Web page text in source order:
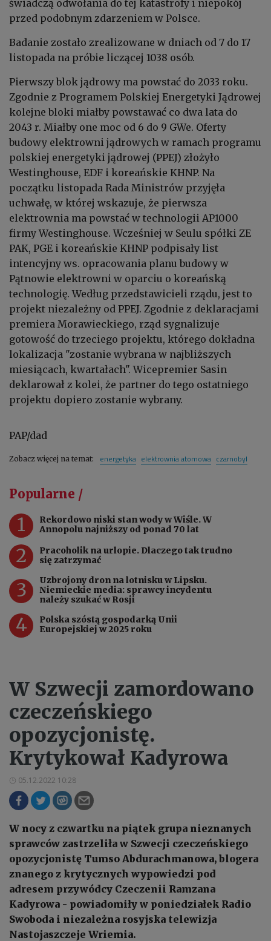
świadczą odwołania do tej katastrofy i niepokój
przed podobnym zdarzeniem w Polsce.
Badanie zostało zrealizowane w dniach od 7 do 17
listopada na próbie liczącej 1038 osób.
Pierwszy blok jądrowy ma powstać do 2033 roku.
Zgodnie z Programem Polskiej Energetyki Jądrowej
kolejne bloki miałby powstawać co dwa lata do
2043 r. Miałby one moc od 6 do 9 GWe. Oferty
budowy elektrowni jądrowych w ramach programu
polskiej energetyki jądrowej (PPEJ) złożyło
Westinghouse, EDF i koreańskie KHNP. Na
początku listopada Rada Ministrów przyjęła
uchwałę, w której wskazuje, że pierwsza
elektrownia ma powstać w technologii AP1000
firmy Westinghouse. Wcześniej w Seulu spółki ZE
PAK, PGE i koreańskie KHNP podpisały list
intencyjny ws. opracowania planu budowy w
Pątnowie elektrowni w oparciu o koreańską
technologię. Według przedstawicieli rządu, jest to
projekt niezależny od PPEJ. Zgodnie z deklaracjami
premiera Morawieckiego, rząd sygnalizuje
gotowość do trzeciego projektu, którego dokładna
lokalizacja "zostanie wybrana w najbliższych
miesiącach, kwartałach". Wicepremier Sasin
deklarował z kolei, że partner do tego ostatniego
projektu dopiero zostanie wybrany.
PAP/dad
Zobacz więcej na temat: energetyka elektrownia atomowa czarnobyl
Popularne /
1
Rekordowo niski stan wody w Wiśle. W
Annopolu najniższy od ponad 70 lat
2
Pracoholik na urlopie. Dlaczego tak trudno
się zatrzymać
3
Uzbrojony dron na lotnisku w Lipsku.
Niemieckie media: sprawcy incydentu
należy szukać w Rosji
4
Polska szóstą gospodarką Unii
Europejskiej w 2025 roku
W Szwecji zamordowano
czeczeńskiego
opozycjonistę.
Krytykował Kadyrowa
05.12.2022 10:28
W nocy z czwartku na piątek grupa nieznanych
sprawców zastrzeliła w Szwecji czeczeńskiego
opozycjonistę Tumso Abdurachmanowa, blogera
znanego z krytycznych wypowiedzi pod
adresem przywódcy Czeczenii Ramzana
Kadyrowa - powiadomiły w poniedziałek Radio
Swoboda i niezależna rosyjska telewizja
Nastojaszczeje Wriemia.